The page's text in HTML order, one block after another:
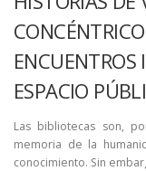
ENCUENTROS
ESPACIO
Las bibliotecas son,
memoria de la
conocimiento. Sin